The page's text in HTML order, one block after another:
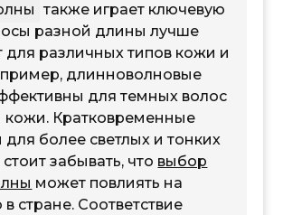
также играет ключевую
разной длины лучше
для различных типов кожи и
длинноволновые
для темных волос
кожи. Кратковременные
для более светлых и тонких
забывать, что выбор
может повлиять на
стране. Соответствие